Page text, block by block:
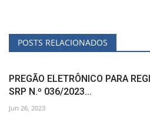
POSTS RELACIONADOS
PREGÃO ELETRÔNICO PARA
SRP N.º 036/2023...
Jun 26, 2023